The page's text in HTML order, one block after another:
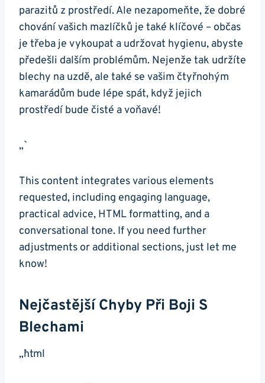
parazitů z prostředí. Ale nezapomeňte, že dobré
chování vašich mazlíčků je také klíčové – občas
je třeba je vykoupat a udržovat hygienu, abyste
předešli dalším problémům. Nejenže tak udržíte
blechy na uzdě, ale také se vašim čtyřnohým
kamarádům bude lépe spát, když jejich
prostředí bude čisté a voňavé!
„`
This content integrates various elements
requested, including engaging language,
practical advice, HTML formatting, and a
conversational tone. If you need further
adjustments or additional sections, just let me
know!
Nejčastější Chyby Při Boji S
Blechami
„`html